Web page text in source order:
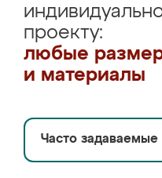
проекту:
любые
и материалы
Часто